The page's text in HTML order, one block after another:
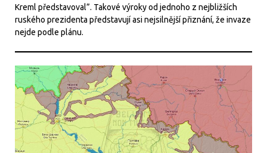
Kreml představoval”. Takové výroky od jednoho z nejbližších
ruského prezidenta představují asi nejsilnější přiznání, že invaze
nejde podle plánu.